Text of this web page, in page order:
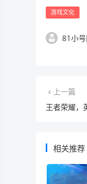
游戏文化
81小
上一篇
王者荣耀，
相关推荐